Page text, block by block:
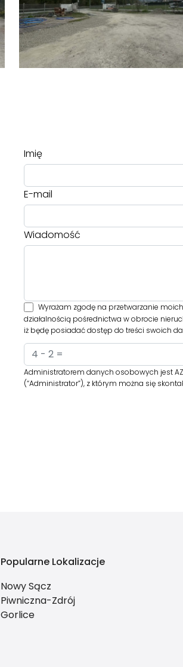
Imię
E-mail
Wiadomość
Wyrażam zgodę na przetwarzanie
działalnością pośrednictwa w obrocie
iż będę posiadać dostęp do treści swoich
Administratorem danych osobowych jest
(“Administrator”), z którym można się
Popularne Lokalizacje
Nowy Sącz
Piwniczna-Zdrój
Gorlice